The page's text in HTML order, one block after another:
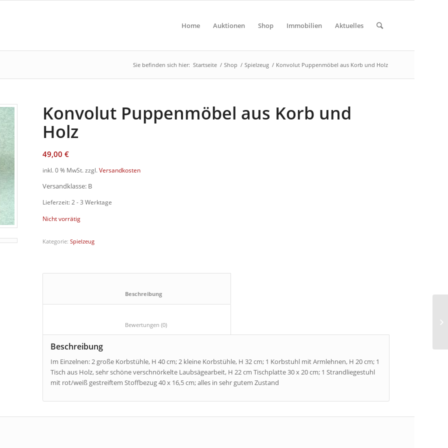
Home Auktionen Shop Immobilien Aktuelles
Sie befinden sich hier: Startseite / Shop / Spielzeug / Konvolut Puppenmöbel aus Korb und Holz
Konvolut Puppenmöbel aus Korb und
Holz
49,00€
inkl. 0 % MwSt. zzgl.Versandkosten
Versandklasse: B
Lieferzeit: 2 - 3 Werktage
Nicht vorrätig
Kategorie:Spielzeug
Beschreibung
Im Einzelnen: 2 große Korbstühle, H 40 cm; 2 kleine Korbstühle, H 32 cm; 1 Korbstuhl mit Armlehnen, H 20 cm; 1
Tisch aus Holz, sehr schöne verschnörkelte Laubsägearbeit, H 22 cm Tischplatte 30 x 20 cm; 1 Strandliegestuhl
mit rot/weiß gestreiftem Stoffbezug 40 x 16,5 cm; alles in sehr gutem Zustand